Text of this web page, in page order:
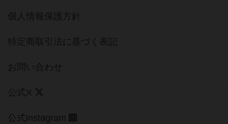
個人情報保護方針
特定商取引法に基づく表記
お問い合わせ
公式X
公式instagram